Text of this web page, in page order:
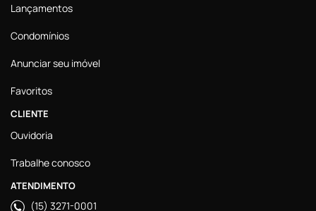
Lançamentos
Condomínios
Anunciar seu imóvel
Favoritos
CLIENTE
Ouvidoria
Trabalhe conosco
ATENDIMENTO
(15) 3271-0001